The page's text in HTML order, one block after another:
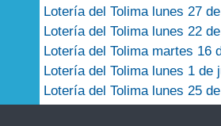
Lotería del Tolima lunes 27
Lotería del Tolima lunes 22
Lotería del Tolima martes 16
Lotería del Tolima lunes 1 de
Lotería del Tolima lunes 25